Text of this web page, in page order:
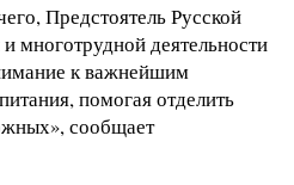
Предстоятель Русской
многотрудной деятельности
к важнейшим
помогая отделить
сообщает